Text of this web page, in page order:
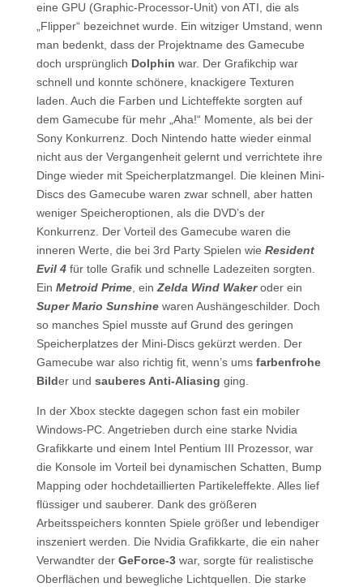
eine GPU (Graphic-Processor-Unit) von ATI, die als
„Flipper“ bezeichnet wurde. Ein witziger Umstand, wenn
man bedenkt, dass der Projektname des Gamecube
doch ursprünglich Dolphin war. Der Grafikchip war
schnell und konnte schönere, knackigere Texturen
laden. Auch die Farben und Lichteffekte sorgten auf
dem Gamecube für mehr „Aha!“ Momente, als bei der
Sony Konkurrenz. Doch Nintendo hatte wieder einmal
nicht aus der Vergangenheit gelernt und verrichtete ihre
Dinge wieder mit Speicherplatzmangel. Die kleinen Mini-
Discs des Gamecube waren zwar schnell, aber hatten
weniger Speicheroptionen, als die DVD’s der
Konkurrenz. Der Vorteil des Gamecube waren die
inneren Werte, die bei 3rd Party Spielen wie Resident
Evil 4 für tolle Grafik und schnelle Ladezeiten sorgten.
Ein Metroid Prime, ein Zelda Wind Wakeroder ein
Super Mario Sunshinewaren Aushängeschilder. Doch
so manches Spiel musste auf Grund des geringen
Speicherplatzes der Mini-Discs gekürzt werden. Der
Gamecube war also richtig fit, wenn’s ums farbenfrohe
Bilder und sauberes Anti-Aliasing ging.
In der Xbox steckte dagegen schon fast ein mobiler
Windows-PC. Angetrieben durch eine starke Nvidia
Grafikkarte und einem Intel Pentium III Prozessor, war
die Konsole im Vorteil bei dynamischen Schatten, Bump
Mapping oder hochdetaillierten Partikeleffekte. Alles lief
flüssiger und sauberer. Dank des größeren
Arbeitsspeichers konnten Spiele größer und lebendiger
inszeniert werden. Die Nvidia Grafikkarte, die ein naher
Verwandter der GeForce-3 war, sorgte für realistische
Oberflächen und bewegliche Lichtquellen. Die starke